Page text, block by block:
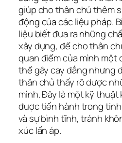
giúp cho thân chủ thêm
động của các liệu pháp.
liệu biết đưa ra những
xây dựng, để cho thân
quan điểm của mình một
thể gây cay đắng nhưng
thân chủ thấy rõ được
mình. Đây là một kỹ
được tiến hành trong
và sự bình tĩnh, tránh
xúc lấn áp.